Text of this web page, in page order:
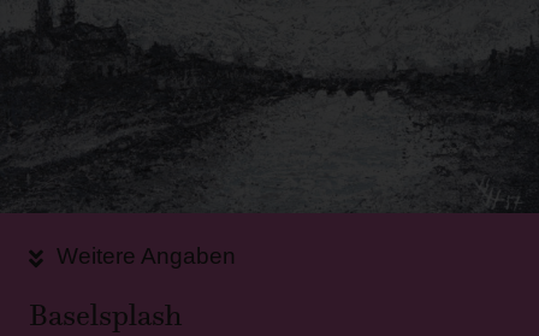
Weitere Angaben
Baselsplash